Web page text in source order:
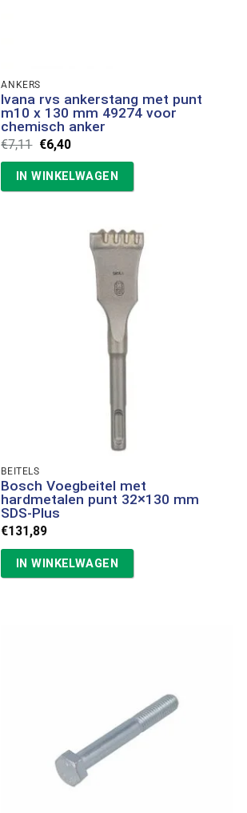
ANKERS
Ivana rvs ankerstang met punt
m10 x 130 mm 49274 voor
chemisch anker
€7,11 Oorspronkelijke
prijs
€7,11.
€6,40Huidige
€6,40.
IN WINKELWAGEN
BEITELS
Bosch Voegbeitel met
hardmetalen punt 32×130 mm
SDS-Plus
€131,89
IN WINKELWAGEN